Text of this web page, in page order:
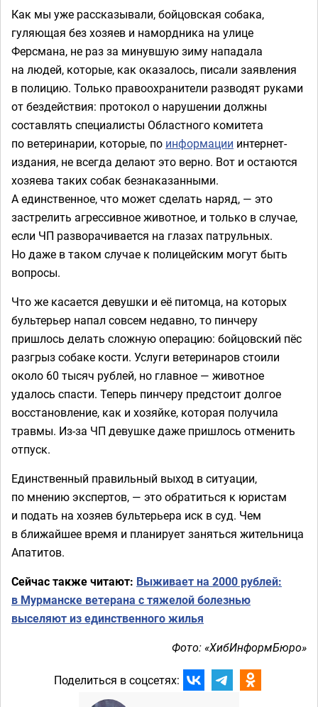
Как мы уже рассказывали, бойцовская собака,
гуляющая без хозяев и намордника на улице
Ферсмана, не раз за минувшую зиму нападала
на людей, которые, как оказалось, писали заявления
в полицию. Только правоохранители разводят руками
от бездействия: протокол о нарушении должны
составлять специалисты Областного комитета
по ветеринарии, которые, по информации интернет-
издания, не всегда делают это верно. Вот и остаются
хозяева таких собак безнаказанными.
А единственное, что может сделать наряд, — это
застрелить агрессивное животное, и только в случае,
если ЧП разворачивается на глазах патрульных.
Но даже в таком случае к полицейским могут быть
вопросы.
Что же касается девушки и её питомца, на которых
бультерьер напал совсем недавно, то пинчеру
пришлось делать сложную операцию: бойцовский пёс
разгрыз собаке кости. Услуги ветеринаров стоили
около 60 тысяч рублей, но главное — животное
удалось спасти. Теперь пинчеру предстоит долгое
восстановление, как и хозяйке, которая получила
травмы. Из-за ЧП девушке даже пришлось отменить
отпуск.
Единственный правильный выход в ситуации,
по мнению экспертов, — это обратиться к юристам
и подать на хозяев бультерьера иск в суд. Чем
в ближайшее время и планирует заняться жительница
Апатитов.
Сейчас также читают: Выживает на 2000 рублей:
в Мурманске ветерана с тяжелой болезнью
выселяют из единственного жилья
Фото: «ХибИнформБюро»
Поделиться в соцсетях: